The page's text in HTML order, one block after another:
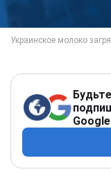
Google